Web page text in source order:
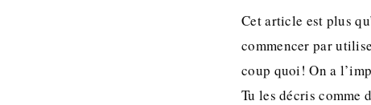
Cet article est plus
commencer par
coup quoi! On a
Tu les décris comme